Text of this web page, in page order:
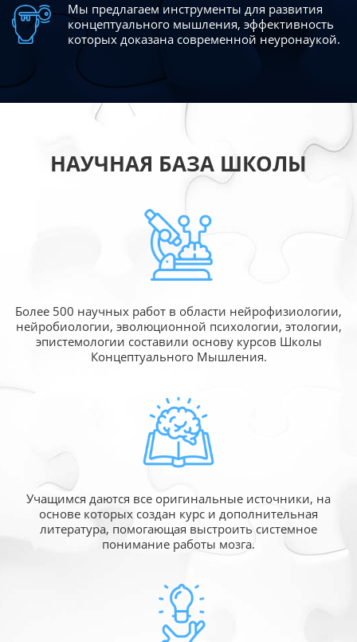
Мы предлагаем инструменты для развития
концептуального мышления, эффективность
которых доказана современной неуронаукой.
НАУЧНАЯ БАЗА ШКОЛЫ
Более 500 научных работ в области нейрофизиологии,
нейробиологии, эволюционной психологии, этологии,
эпистемологии составили основу курсов Школы
Концептуального Мышления.
Учащимся даются все оригинальные источники, на
основе которых создан курс и дополнительная
литература, помогающая выстроить системное
понимание работы мозга.